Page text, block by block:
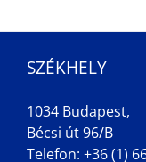
SZÉKHELY
1034 Budapest,
Bécsi út 96/B
Telefon: +36 (1)